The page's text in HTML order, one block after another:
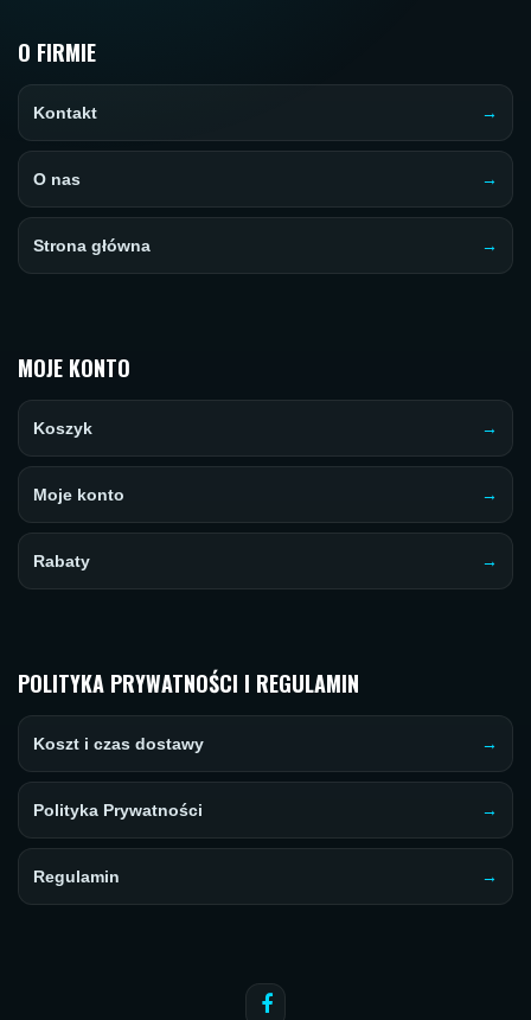
O FIRMIE
Kontakt
O nas
Strona główna
MOJE KONTO
Koszyk
Moje konto
Rabaty
POLITYKA PRYWATNOŚCI I REGULAMIN
Koszt i czas dostawy
Polityka Prywatności
Regulamin